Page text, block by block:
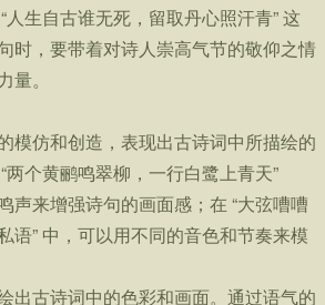
人生自古谁无死，留取丹心照汗青” 这
时，要带着对诗人崇高气节的敬仰之情
。
模仿和创造，表现出古诗词中所描绘的
两个黄鹂鸣翠柳，一行白鹭上青天”
声来增强诗句的画面感；在 “大弦嘈嘈
语” 中，可以用不同的音色和节奏来模
出古诗词中的色彩和画面。通过语气的